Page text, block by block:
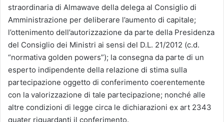
straordinaria di Almawave della delega al Consiglio di
Amministrazione per deliberare l’aumento di capitale;
l’ottenimento dell’autorizzazione da parte della Presidenza
del Consiglio dei Ministri ai sensi del D.L. 21/2012 (c.d.
“normativa golden powers”); la consegna da parte di un
esperto indipendente della relazione di stima sulla
partecipazione oggetto di conferimento coerentemente
con la valorizzazione di tale partecipazione; nonché alle
altre condizioni di legge circa le dichiarazioni ex art 2343
quater riguardanti il conferimento.